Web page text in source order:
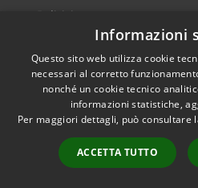
Politici
Personale Amministrativo
Documenti e dati
CATEGORIE DI SERVIZIO
Anagrafe e stato civile
Cultura e tempo libero
Informazioni
Questo sito web utilizza cookie
necessari al corretto
nonché un cookie tecnico
informazioni statistiche,
Per maggiori dettagli, può consultare
ACCETTA TUTTO